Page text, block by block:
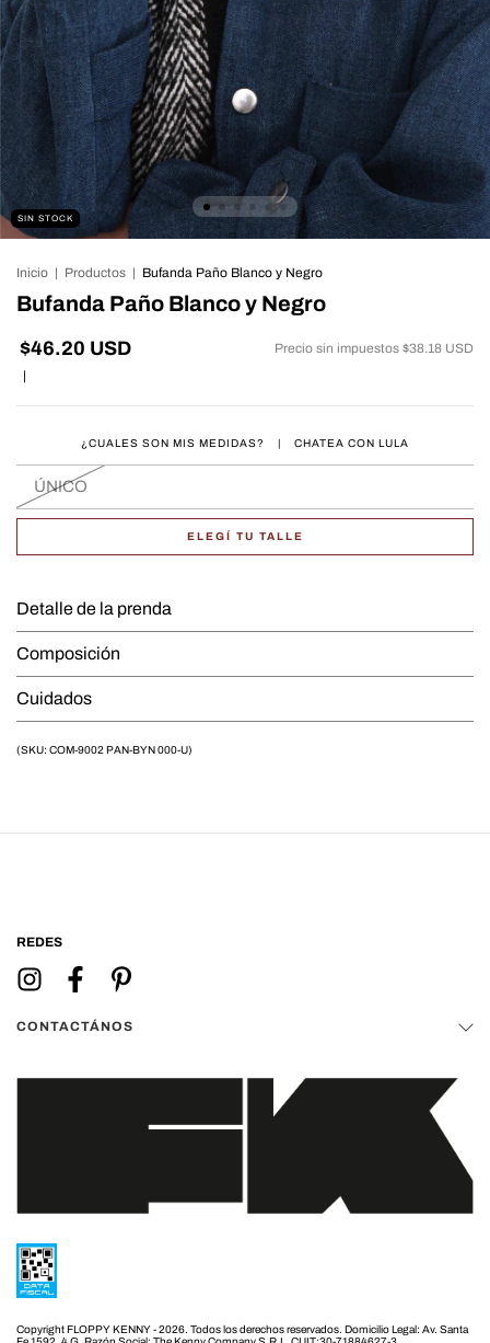
SIN STOCK
Inicio | Productos | Bufanda Paño Blanco y Negro
Bufanda Paño Blanco y Negro
$46.20 USD Precio sin impuestos $38.18 USD
|
ÚNICO
¿CUALES SON MIS MEDIDAS? CHATEA CON LULA
ELEGÍ TU TALLE
Detalle de la prenda
Composición
Cuidados
(SKU: COM-9002 PAN-BYN 000-U)
REDES
CONTACTÁNOS
Copyright FLOPPY KENNY - 2026. Todos los derechos reservados.